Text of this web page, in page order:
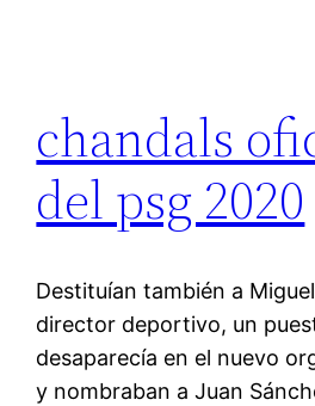
chandals
del psg 2020
Destituían también a
director deportivo, un
desaparecía en el nuevo
y nombraban a Juan